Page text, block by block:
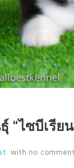
ไซบีเรีย
with no